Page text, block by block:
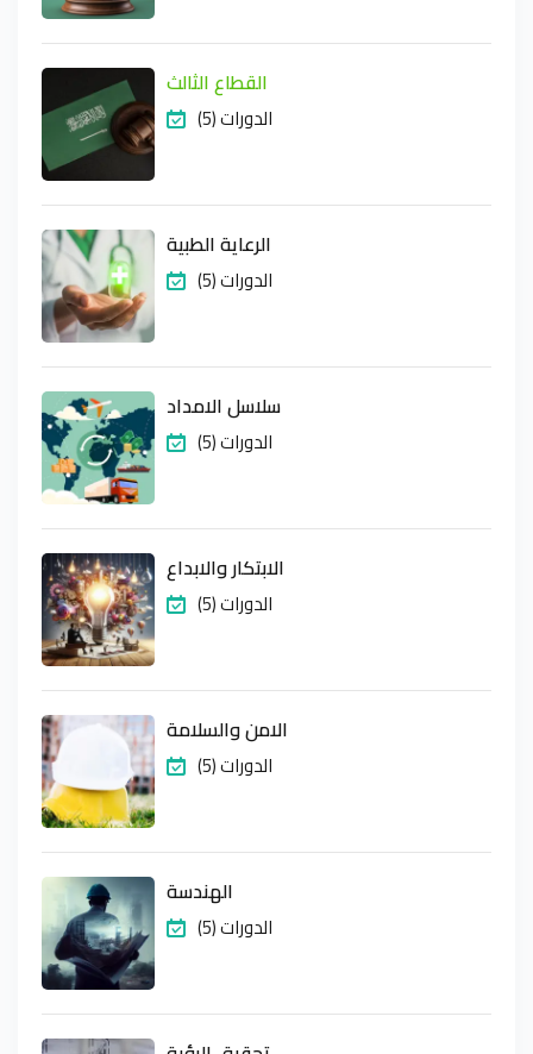
القطاع الثالث
(5) الدورات
الرعاية الطبية
(5) الدورات
سلاسل الامداد
(5) الدورات
الابتكار والابداع
(5) الدورات
الامن والسلامة
(5) الدورات
الهندسة
(5) الدورات